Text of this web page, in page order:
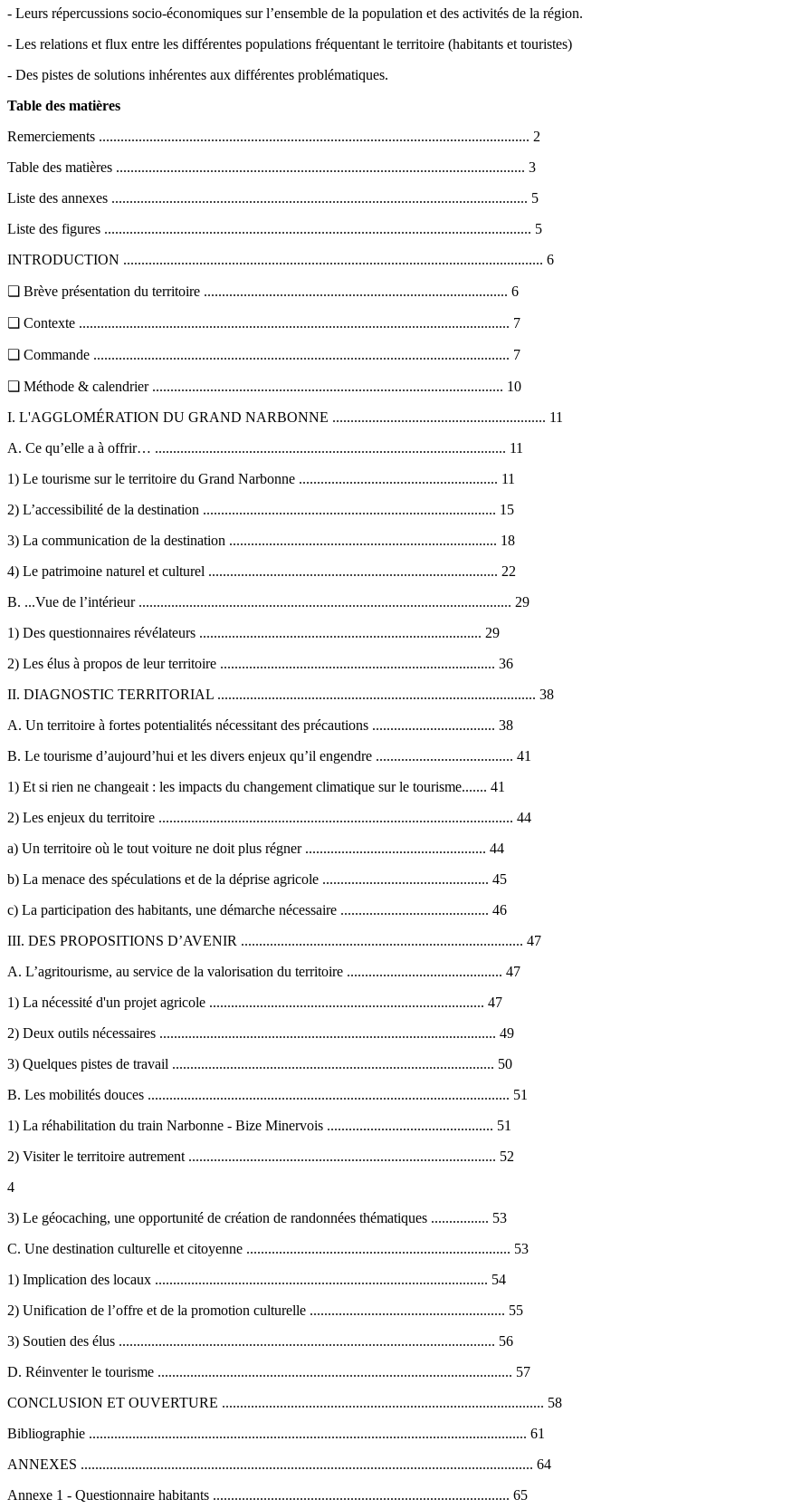
- Leurs répercussions socio-économiques sur l’ensemble de la population et des activités de la région.
- Les relations et flux entre les différentes populations fréquentant le territoire (habitants et touristes)
- Des pistes de solutions inhérentes aux différentes problématiques.
Table des matières
Remerciements ....................................................................................................................... 2
Table des matières ................................................................................................................. 3
Liste des annexes ................................................................................................................... 5
Liste des figures ...................................................................................................................... 5
INTRODUCTION .................................................................................................................... 6
❏ Brève présentation du territoire .................................................................................... 6
❏ Contexte ....................................................................................................................... 7
❏ Commande ................................................................................................................... 7
❏ Méthode & calendrier ................................................................................................. 10
I. L'AGGLOMÉRATION DU GRAND NARBONNE ........................................................... 11
A. Ce qu’elle a à offrir… ................................................................................................. 11
1) Le tourisme sur le territoire du Grand Narbonne ....................................................... 11
2) L’accessibilité de la destination ................................................................................. 15
3) La communication de la destination .......................................................................... 18
4) Le patrimoine naturel et culturel ................................................................................ 22
B. ...Vue de l’intérieur ....................................................................................................... 29
1) Des questionnaires révélateurs .............................................................................. 29
2) Les élus à propos de leur territoire ............................................................................ 36
II. DIAGNOSTIC TERRITORIAL ........................................................................................ 38
A. Un territoire à fortes potentialités nécessitant des précautions .................................. 38
B. Le tourisme d’aujourd’hui et les divers enjeux qu’il engendre ...................................... 41
1) Et si rien ne changeait : les impacts du changement climatique sur le tourisme....... 41
2) Les enjeux du territoire .................................................................................................. 44
a) Un territoire où le tout voiture ne doit plus régner .................................................. 44
b) La menace des spéculations et de la déprise agricole .............................................. 45
c) La participation des habitants, une démarche nécessaire ......................................... 46
III. DES PROPOSITIONS D’AVENIR .............................................................................. 47
A. L’agritourisme, au service de la valorisation du territoire ........................................... 47
1) La nécessité d'un projet agricole ............................................................................ 47
2) Deux outils nécessaires ............................................................................................. 49
3) Quelques pistes de travail ......................................................................................... 50
B. Les mobilités douces .................................................................................................... 51
1) La réhabilitation du train Narbonne - Bize Minervois .............................................. 51
2) Visiter le territoire autrement ..................................................................................... 52
4
3) Le géocaching, une opportunité de création de randonnées thématiques ................ 53
C. Une destination culturelle et citoyenne ......................................................................... 53
1) Implication des locaux ............................................................................................ 54
2) Unification de l’offre et de la promotion culturelle ...................................................... 55
3) Soutien des élus ........................................................................................................ 56
D. Réinventer le tourisme .................................................................................................. 57
CONCLUSION ET OUVERTURE ......................................................................................... 58
Bibliographie ......................................................................................................................... 61
ANNEXES ............................................................................................................................. 64
Annexe 1 - Questionnaire habitants .................................................................................. 65